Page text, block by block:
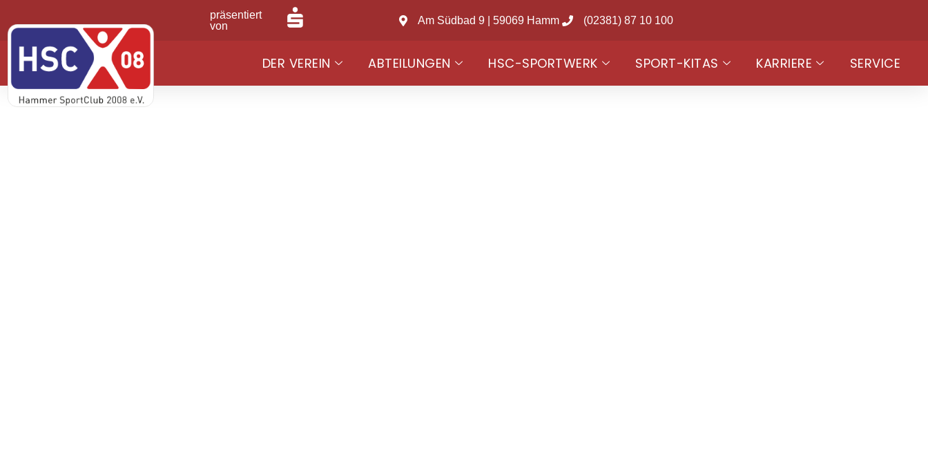
präsentiert
von
Am Südbad 9 | 59069 Hamm (02381) 87 10 100
DER VEREIN ABTEILUNGEN HSC-SPORTWERK SPORT-KITAS KARRIERE SERVICE